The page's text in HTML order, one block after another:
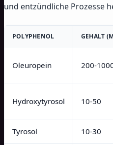
und entzündliche Prozesse
POLYPHENOL GEHALT
Oleuropein 200-
Hydroxytyrosol 10-50
Tyrosol 10-30